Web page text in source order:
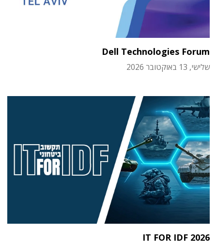
Dell Technologies Forum
שלישי, 13 באוקטובר 2026
IT FOR IDF 2026